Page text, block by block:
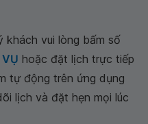
khách vui lòng bấm số
VỤ hoặc đặt lịch trực tiếp
tự động trên ứng dụng
lịch và đặt hẹn mọi lúc